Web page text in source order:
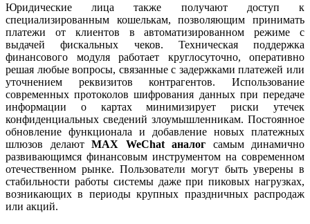
Юридические лица также получают доступ к
специализированным кошелькам, позволяющим принимать
платежи от клиентов в автоматизированном режиме с
выдачей фискальных чеков. Техническая поддержка
финансового модуля работает круглосуточно, оперативно
решая любые вопросы, связанные с задержками платежей или
уточнением реквизитов контрагентов. Использование
современных протоколов шифрования данных при передаче
информации о картах минимизирует риски утечек
конфиденциальных сведений злоумышленникам. Постоянное
обновление функционала и добавление новых платежных
шлюзов делают MAX WeChat аналог самым динамично
развивающимся финансовым инструментом на современном
отечественном рынке. Пользователи могут быть уверены в
стабильности работы системы даже при пиковых нагрузках,
возникающих в периоды крупных праздничных распродаж
или акций.